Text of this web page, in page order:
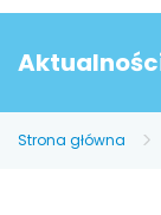
Strona główna